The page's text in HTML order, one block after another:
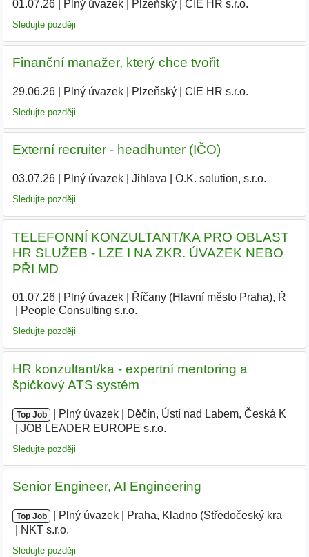
01.07.26| Plný úvazek| Plzeňský| CIE HR s.r.o.
Sledujte později
Finanční manažer, který chce tvořit
29.06.26| Plný úvazek| Plzeňský| CIE HR s.r.o.
Sledujte později
Externí recruiter - headhunter (IČO)
03.07.26| Plný úvazek| Jihlava O.K. solution, s.r.o.
Sledujte později
TELEFONNÍ KONZULTANT/KA PRO OBLAST
HR SLUŽEB - LZE I NA ZKR. ÚVAZEK NEBO
PŘI MD
01.07.26| Plný úvazek| Říčany (Hlavní město Praha), Ř
People Consulting s.r.o.
Sledujte později
HR konzultant/ka - expertní mentoring a
špičkový ATS systém
Top Job Plný úvazek Děčín, Ústí nad Labem, Česká K
JOB LEADER EUROPE s.r.o.
Sledujte později
Senior Engineer, AI Engineering
Top Job Plný úvazek Praha, Kladno (Středočeský kra
NKT s.r.o.
Sledujte později